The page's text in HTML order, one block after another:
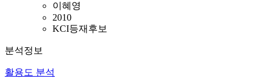
이혜영
2010
KCI등재후보
분석정보
활용도 분석